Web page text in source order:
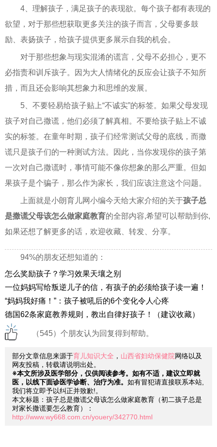
4、理解孩子，满足孩子的表现欲。每个孩子都有表现的
欲望，对于那些想获取更多关注的孩子而言，父母要多鼓
励、表扬孩子，给孩子提供更多展示自我的机会。
对于那些想象与现实混淆的谎言，父母不必担心，更不
必指责和训斥孩子。因为大人情绪化的反应会让孩子不知所
措，而且还会影响其想象力和思维的发展。
5、不要轻易给孩子贴上“不诚实”的标签。如果父母发现
孩子对自己撒谎，他们必须了解真相。不要给孩子贴上不诚
实的标签。在童年时期，孩子们经常测试父母的底线，而撒
谎只是孩子们的一种测试方法。因此，当你发现你的孩子第
一次对自己撒谎时，事情可能不像你想象的那么严重。但如
果孩子是个骗子，那么作为家长，我们应该注意这个问题。
上面就是小朗育儿网小编今天给大家介绍的关于孩子总
是撒谎父母该怎么做家庭教育的全部内容,希望可以帮助到你,
如果还想了解更多的话，欢迎收藏、转发、分享。
94%的朋友还想知道的：
怎么奖励孩子？学习效果天壤之别
一位妈妈写给叛逆儿子的信，有孩子的必须给孩子读一遍！
“妈妈我好痛！”：孩子被吼后的6个变化令人心疼
德国62条家庭教养规则，教出自律好孩子！（建议收藏）
（545）个朋友认为回复得到帮助。
部分文章信息来源于育儿知识大全 ， 山西省妇幼保健院网络以及
网友投稿，转载请说明出处。
※本文所涉及医学部分，仅供阅读参考。如有不适，建议立即就
医，以线下面诊医学诊断、治疗为准。 如有冒犯请直接联系本站,
我们将立即予以纠正并致歉!。
本文标题：孩子总是撒谎父母该怎么做家庭教育（初二孩子总是
对家长撒谎要怎么教育）：
http://www.wy668.com.cn/youery/342770.html